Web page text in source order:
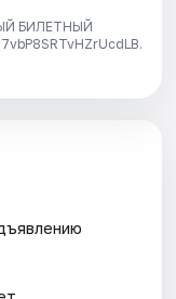
БИЛЕТНЫЙ